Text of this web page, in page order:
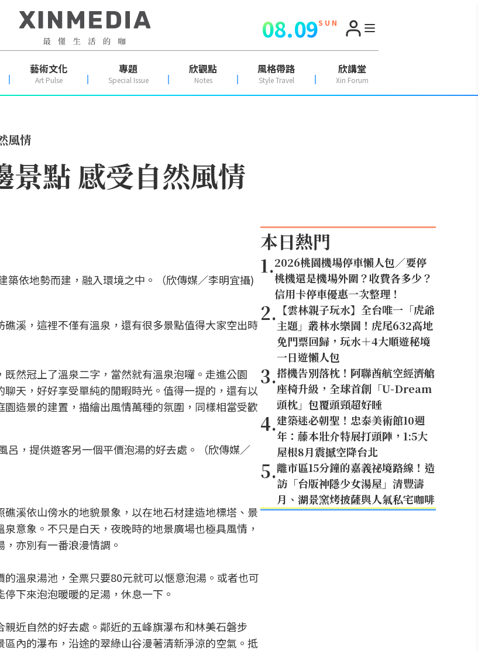
08.09S U N
藝術文化
Art Pulse
專題
Special Issue
欣觀點
Notes
風格帶路
Style Travel
欣講堂
Xin Forum
風情
景點 感受自然風情
依地勢而建，融入環境之中。（欣傳媒／李明宜攝)
溪，這裡不僅有溫泉，還有很多景點值得大家空出時
然冠上了溫泉二字，當然就有溫泉泡囉。走進公園
天，好好享受單純的閒暇時光。值得一提的，還有以
造景的建置，描繪出風情萬種的氛圍，同樣相當受歡
，提供遊客另一個平價泡湯的好去處。（欣傳媒／
溪依山傍水的地貌景象，以在地石材建造地標塔、景
意象。不只是白天，夜晚時的地景廣場也極具風情，
亦別有一番浪漫情調。
溫泉湯池，全票只要80元就可以愜意泡湯。或者也可
下來泡泡暖暖的足湯，休息一下。
近自然的好去處。鄰近的五峰旗瀑布和林美石磐步
內的瀑布，沿途的翠綠山谷漫著清新淨涼的空氣。抵
本日熱門
1.2026桃園機場停車懶人包／要停
桃機還是機場外圍？收費各多少？
信用卡停車優惠一次整理！
2. 【雲林親子玩水】全台唯一「虎爺
主題」叢林水樂園！虎尾632高地
免門票回歸，玩水＋4大順遊秘境
一日遊懶人包
3.搭機告別落枕！阿聯酋航空經濟艙
座椅升級，全球首創「U-Dream
頭枕」包覆頭頸超好睡
4.建築迷必朝聖！忠泰美術館10週
年：藤本壯介特展打頭陣，1:5大
屋根8月震撼空降台北
5.離市區15分鐘的嘉義祕境路線！造
訪「台版神隱少女湯屋」清豐濤
月、湖景窯烤披薩與人氣私宅咖啡